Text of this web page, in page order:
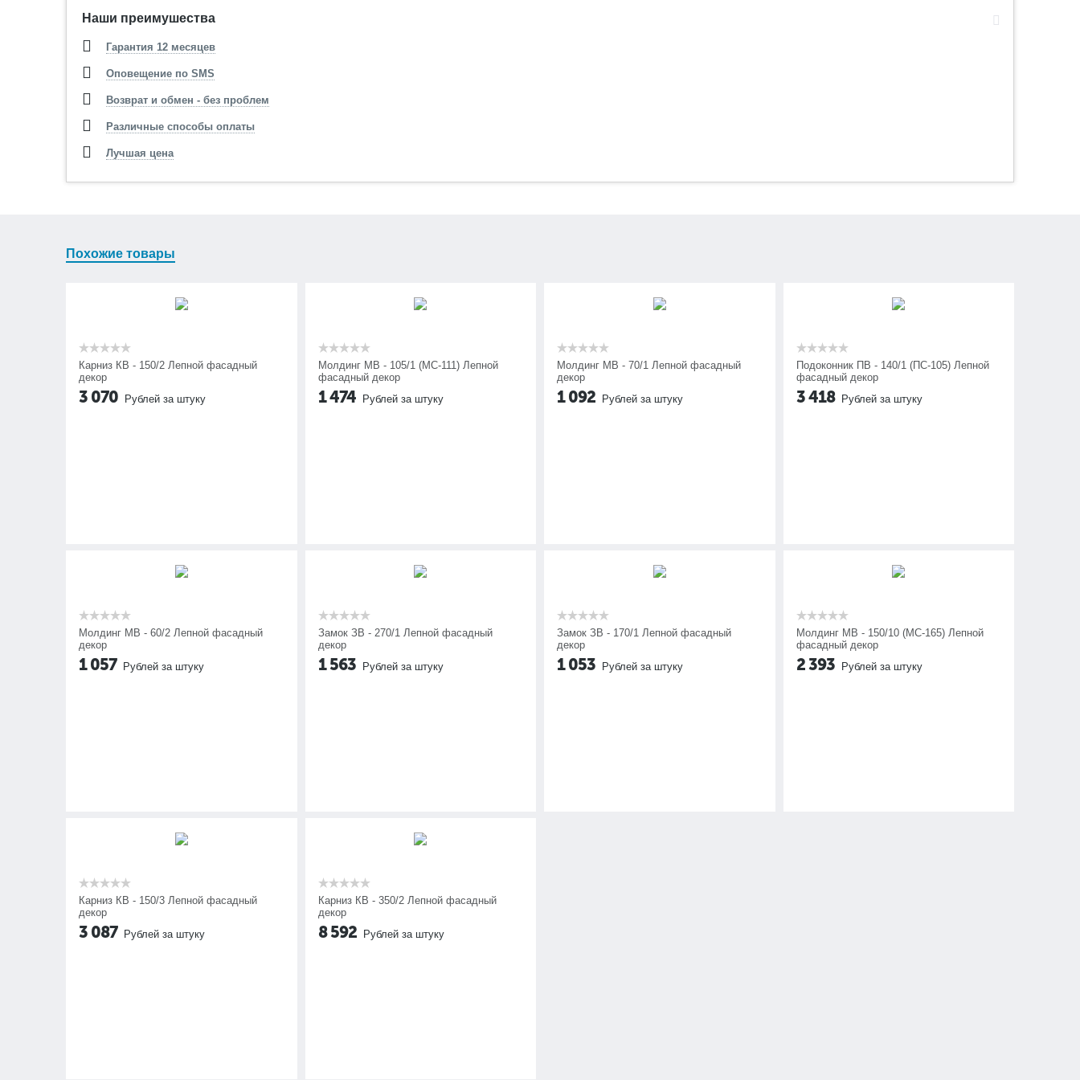
Наши преимушества
Гарантия 12 месяцев
Оповещение по SMS
Возврат и обмен - без проблем
Различные способы оплаты
Лучшая цена
Похожие товары
Карниз КВ - 150/2 Лепной фасадный
декор
3 070 Рублей за штуку
Молдинг МВ - 105/1 (МС-111) Лепной
фасадный декор
1 474 Рублей за штуку
Молдинг МВ - 70/1 Лепной фасадный
декор
1 092 Рублей за штуку
Подоконник ПВ - 140/1 (ПС-105) Лепной
фасадный декор
3 418 Рублей за штуку
Молдинг МВ - 60/2 Лепной фасадный
декор
1 057 Рублей за штуку
Замок ЗВ - 270/1 Лепной фасадный
декор
1 563 Рублей за штуку
Замок ЗВ - 170/1 Лепной фасадный
декор
1 053 Рублей за штуку
Молдинг МВ - 150/10 (МС-165) Лепной
фасадный декор
2 393 Рублей за штуку
Карниз КВ - 150/3 Лепной фасадный
декор
3 087 Рублей за штуку
Карниз КВ - 350/2 Лепной фасадный
декор
8 592 Рублей за штуку